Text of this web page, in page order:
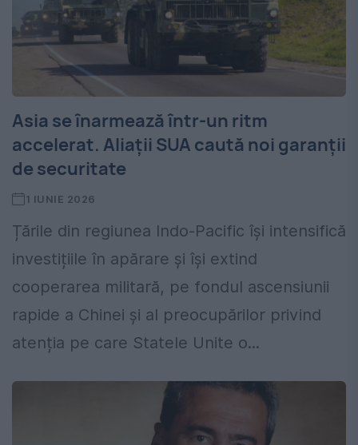
Asia se înarmează într-un ritm
accelerat. Aliații SUA caută noi garanții
de securitate
1 IUNIE 2026
Țările din regiunea Indo-Pacific își intensifică
investițiile în apărare și își extind
cooperarea militară, pe fondul ascensiunii
rapide a Chinei și al preocupărilor privind
atenția pe care Statele Unite o...